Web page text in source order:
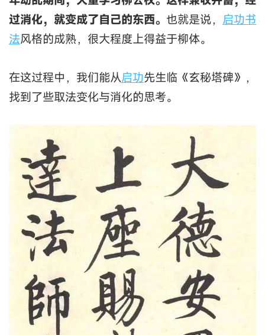
过消化，就变成了自己的东西。 也就是说， 启功书
法风格的成熟，很大程度上得益于柳体。
在这过程中，我们能从启功先生临《玄秘塔碑》，
找到了些取法变化与消化的思考。